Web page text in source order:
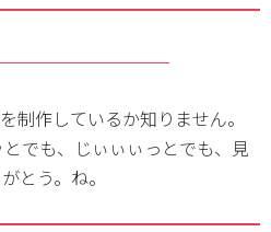
制作しているか知りません。
でも、じぃぃぃっとでも、見
とう。ね。